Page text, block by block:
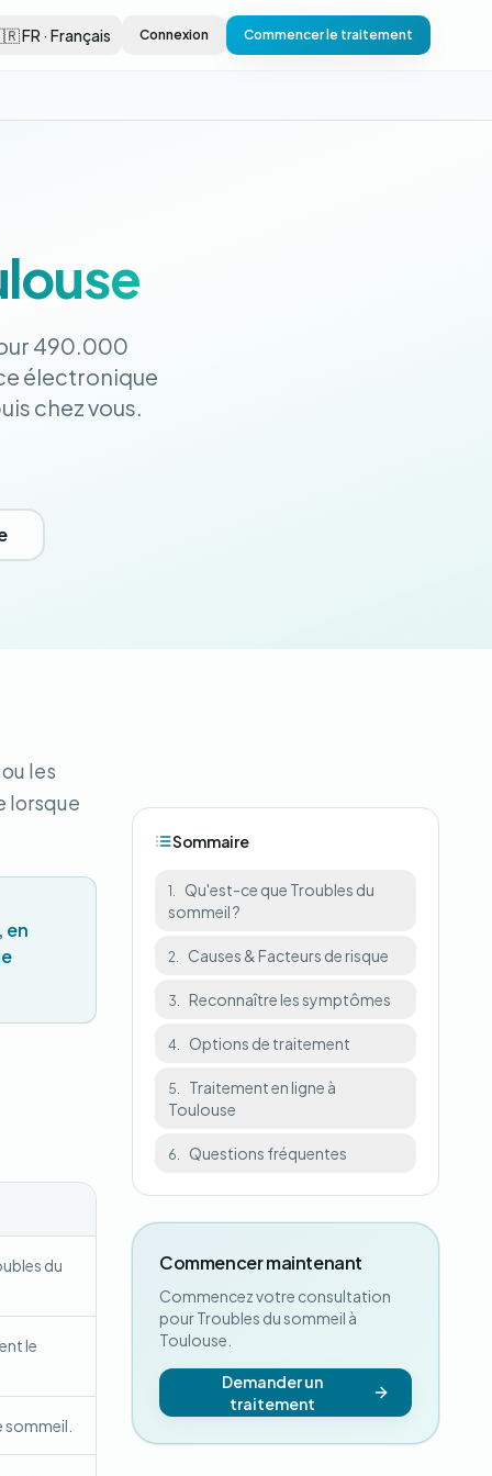
FR · Français Connexion Commencer le traitement
490.000
électronique
chez vous.
les
lorsque
en
du
le
Sommaire
1.
Qu'est-ce que Troubles du
sommeil ?
2. Causes & Facteurs de risque
3. Reconnaître les symptômes
4. Options de traitement
5.
Traitement en ligne à
Toulouse
6. Questions fréquentes
Commencer maintenant
Commencez votre consultation
pour Troubles du sommeil à
Toulouse.
Demander un
traitement